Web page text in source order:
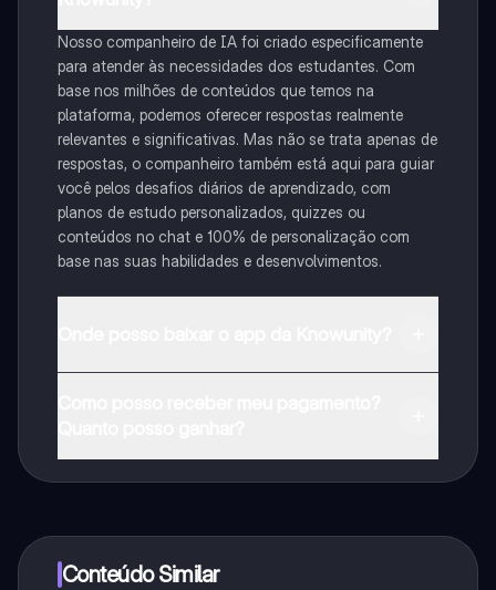
Nosso companheiro de IA foi criado especificamente
para atender às necessidades dos estudantes. Com
base nos milhões de conteúdos que temos na
plataforma, podemos oferecer respostas realmente
relevantes e significativas. Mas não se trata apenas de
respostas, o companheiro também está aqui para guiar
você pelos desafios diários de aprendizado, com
planos de estudo personalizados, quizzes ou
conteúdos no chat e 100% de personalização com
base nas suas habilidades e desenvolvimentos.
Conteúdo Similar